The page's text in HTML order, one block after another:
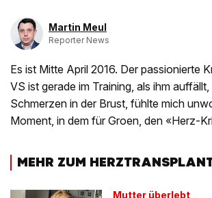
Martin Meul
Reporter News
Es ist Mitte April 2016. Der passionierte
VS ist gerade im Training, als ihm
Schmerzen in der Brust, fühlte mich
Moment, in dem für Groen, den «Herz-
MEHR ZUM
Mutter überlebt